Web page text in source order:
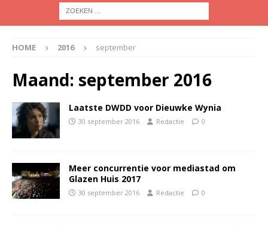
HOME 2016 september
Maand: september 2016
Laatste DWDD voor Dieuwke Wynia
30 september 2016 Redactie 0
Meer concurrentie voor mediastad om
Glazen Huis 2017
30 september 2016 Redactie 0